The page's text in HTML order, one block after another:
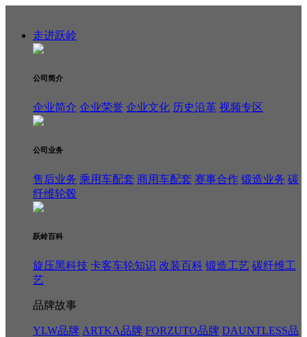
走进跃岭
公司简介
企业简介 企业荣誉 企业文化 历史沿革 视频专区
公司业务
售后业务 乘用车配套 商用车配套 赛事合作 锻造业务 碳
纤维轮毂
跃岭百科
旋压黑科技 卡客车轮知识 改装百科 锻造工艺 碳纤维工
艺
品牌故事
YLW品牌 ARTKA品牌 FORZUTO品牌 DAUNTLESS品